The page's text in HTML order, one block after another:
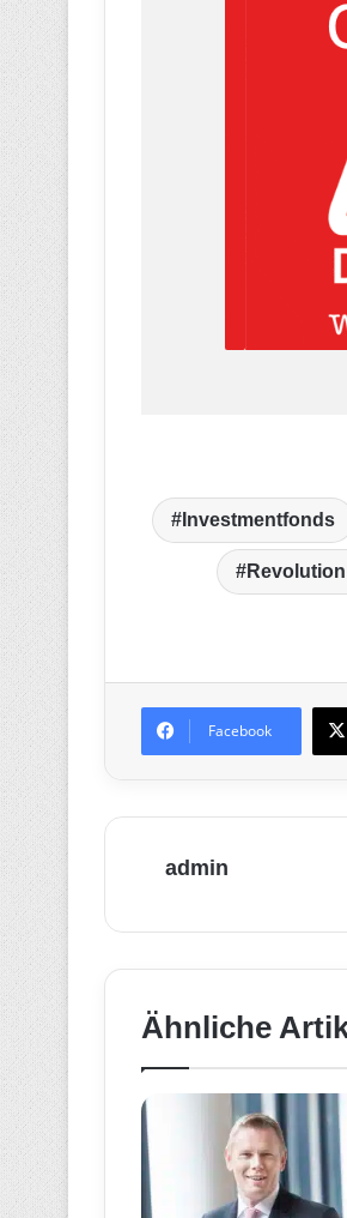
Investmentfonds
Facebook
admin
Ähnliche